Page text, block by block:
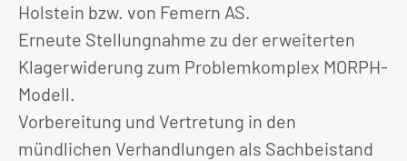
Holstein bzw. von Femern AS.
Erneute Stellungnahme zu der erweiterten
Klagerwiderung zum Problemkomplex MORPH-
Modell.
Vorbereitung und Vertretung in den
mündlichen Verhandlungen als Sachbeistand